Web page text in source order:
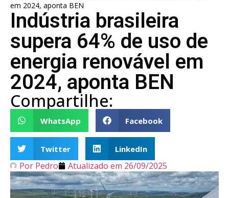
em 2024, aponta BEN
Indústria brasileira
supera 64% de uso de
energia renovável em
2024, aponta BEN
Compartilhe:
WhatsApp Facebook
Twitter LinkedIn
Por Pedro Atualizado em 26/09/2025